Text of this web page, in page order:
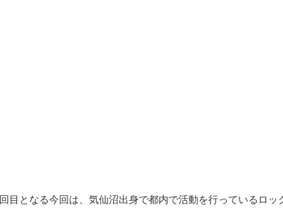
目となる今回は、気仙沼出身で都内で活動を行っているロ